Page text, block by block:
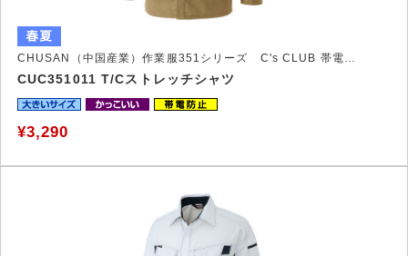
CUC351011 T/Cストレッチシャツ
¥3,290